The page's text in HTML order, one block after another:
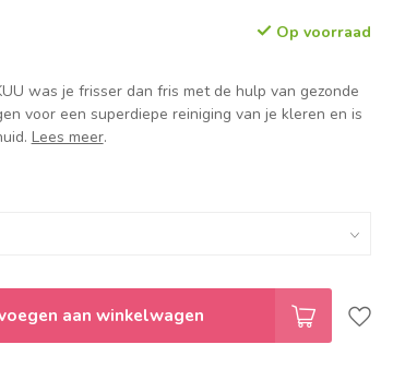
Op voorraad
was je frisser dan fris met de hulp van gezonde
voor een superdiepe reiniging van je kleren en is
Lees meer.
aan winkelwagen